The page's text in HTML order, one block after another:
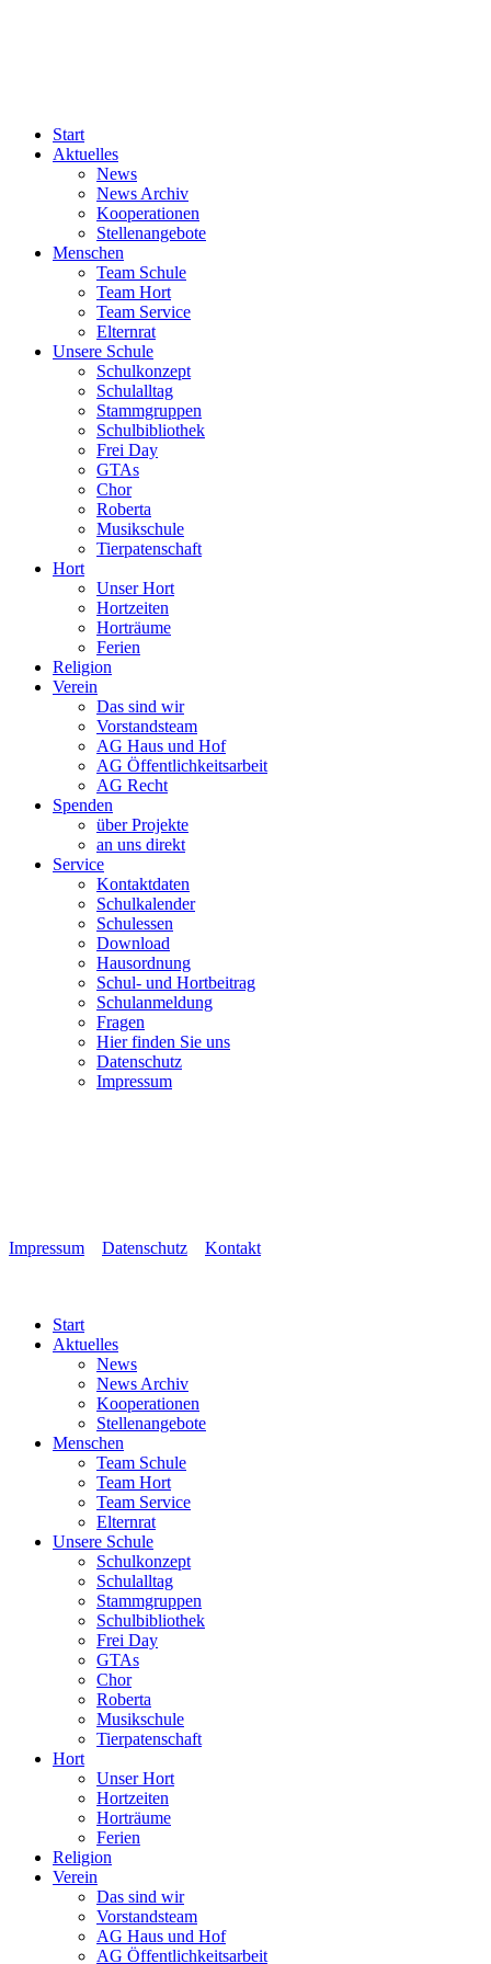
Start
Aktuelles
News
News Archiv
Kooperationen
Stellenangebote
Menschen
Team Schule
Team Hort
Team Service
Elternrat
Unsere Schule
Schulkonzept
Schulalltag
Stammgruppen
Schulbibliothek
Frei Day
GTAs
Chor
Roberta
Musikschule
Tierpatenschaft
Hort
Unser Hort
Hortzeiten
Horträume
Ferien
Religion
Verein
Das sind wir
Vorstandsteam
AG Haus und Hof
AG Öffentlichkeitsarbeit
AG Recht
Spenden
über Projekte
an uns direkt
Service
Kontaktdaten
Schulkalender
Schulessen
Download
Hausordnung
Schul- und Hortbeitrag
Schulanmeldung
Fragen
Hier finden Sie uns
Datenschutz
Impressum
Impressum Datenschutz Kontakt
Start
Aktuelles
News
News Archiv
Kooperationen
Stellenangebote
Menschen
Team Schule
Team Hort
Team Service
Elternrat
Unsere Schule
Schulkonzept
Schulalltag
Stammgruppen
Schulbibliothek
Frei Day
GTAs
Chor
Roberta
Musikschule
Tierpatenschaft
Hort
Unser Hort
Hortzeiten
Horträume
Ferien
Religion
Verein
Das sind wir
Vorstandsteam
AG Haus und Hof
AG Öffentlichkeitsarbeit